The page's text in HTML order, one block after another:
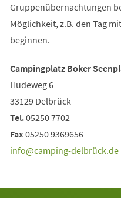
Gruppenübernachtungen
Möglichkeit, z.B. den Tag
beginnen.
Campingplatz Boker
Hudeweg 6
33129 Delbrück
Tel.05250 7702
Fax 05250 9369656
info
camping-delbrück de